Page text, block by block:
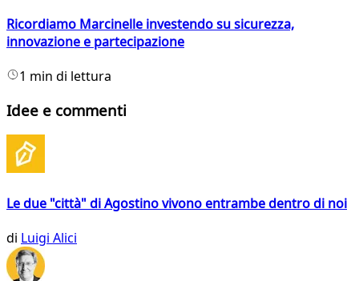
Ricordiamo Marcinelle investendo su sicurezza,
innovazione e partecipazione
1 min di lettura
Idee e commenti
Le due "città" di Agostino vivono entrambe dentro di noi
di Luigi Alici